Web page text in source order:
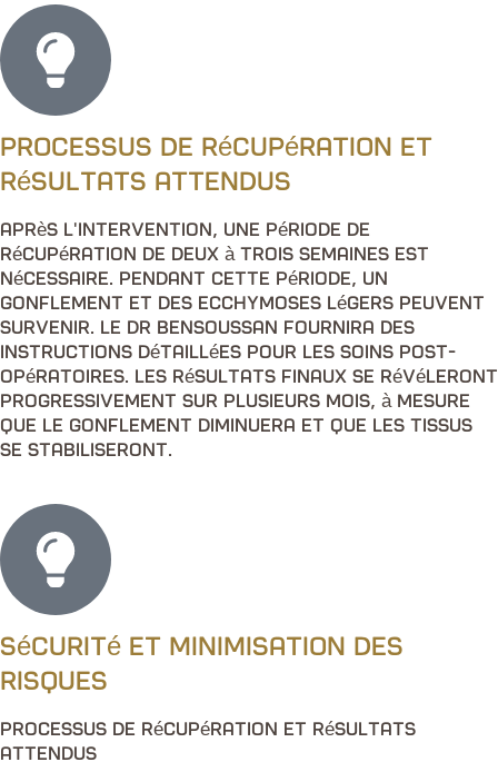
Processus de récupération et
résultats attendus
Après l'intervention, une période de
récupération de deux à trois semaines est
nécessaire. Pendant cette période, un
gonflement et des ecchymoses légers peuvent
survenir. Le Dr Bensoussan fournira des
instructions détaillées pour les soins post-
opératoires. Les résultats finaux se révéleront
progressivement sur plusieurs mois, à mesure
que le gonflement diminuera et que les tissus
se stabiliseront.
Sécurité et minimisation des
risques
Processus de récupération et résultats
attendus